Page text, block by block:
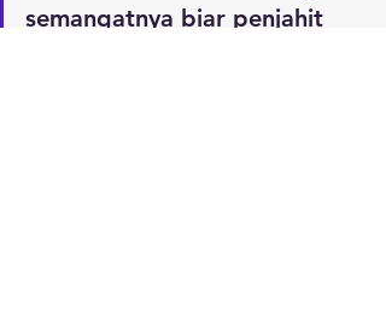
semangatnya biar penjahit